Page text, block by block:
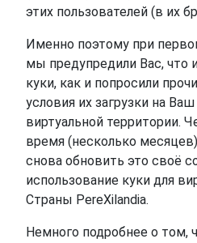
этих пользователей (в их
Именно поэтому при
мы предупредили Вас, что
куки, как и попросили
условия их загрузки на
виртуальной территории.
время (несколько
снова обновить это своё
использование куки для
Страны PereXilandia.
Немного подробнее о том,